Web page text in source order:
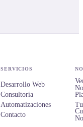
SERVICIOS
Desarrollo Web
Consultoría
Automatizaciones
Contacto